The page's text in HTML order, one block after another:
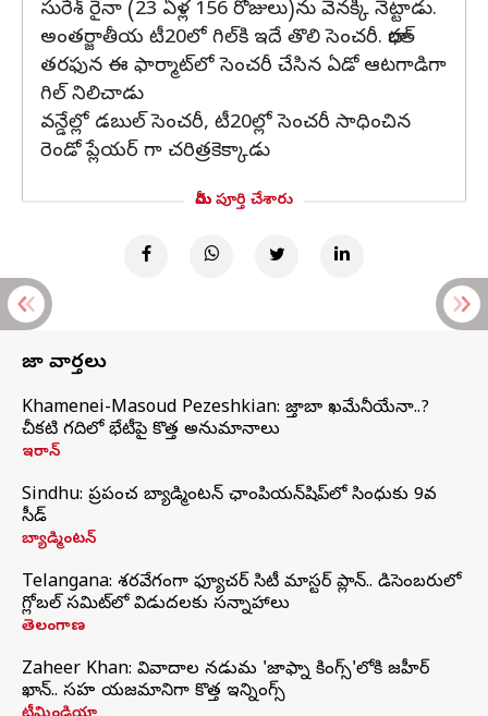
సురేశ్ రైనా (23 ఏళ్ల 156 రోజులు)ను వెనక్కి నెట్టాడు.
అంతర్జాతీయ టీ20లో గిల్‌కి ఇదే తొలి సెంచరీ. భారత్‌
తరఫున ఈ ఫార్మాట్‌లో సెంచరీ చేసిన ఏడో ఆటగాడిగా
గిల్ నిలిచాడు
వన్డేల్లో డబుల్ సెంచరీ, టీ20ల్లో సెంచరీ సాధించిన
రెండో ప్లేయర్ గా చరిత్రకెక్కాడు
మీరు పూర్తి చేశారు
తాజా వార్తలు
Khamenei-Masoud Pezeshkian: మొజ్తాబా ఖమేనీయేనా..?
చీకటి గదిలో భేటీపై కొత్త అనుమానాలు
ఇరాన్
Sindhu: ప్రపంచ బ్యాడ్మింటన్‌ ఛాంపియన్‌షిప్‌లో సింధుకు 9వ
సీడ్
బ్యాడ్మింటన్
Telangana: శరవేగంగా ఫ్యూచర్ సిటీ మాస్టర్ ప్లాన్.. డిసెంబరులో
గ్లోబల్‌ సమిట్‌లో విడుదలకు సన్నాహాలు
తెలంగాణ
Zaheer Khan: వివాదాల నడుమ 'జాఫ్నా కింగ్స్'లోకి జహీర్
ఖాన్.. సహ యజమానిగా కొత్త ఇన్నింగ్స్